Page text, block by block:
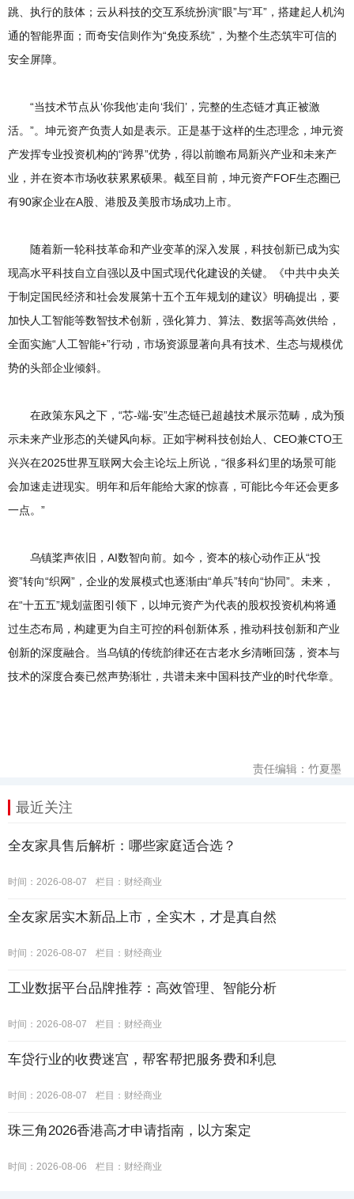
跳、执行的肢体；云从科技的交互系统扮演“眼”与“耳”，搭建起人机沟
通的智能界面；而奇安信则作为“免疫系统”，为整个生态筑牢可信的
安全屏障。
“当技术节点从‘你我他’走向‘我们’，完整的生态链才真正被激
活。”。坤元资产负责人如是表示。正是基于这样的生态理念，坤元资
产发挥专业投资机构的“跨界”优势，得以前瞻布局新兴产业和未来产
业，并在资本市场收获累累硕果。截至目前，坤元资产FOF生态圈已
有90家企业在A股、港股及美股市场成功上市。
随着新一轮科技革命和产业变革的深入发展，科技创新已成为实
现高水平科技自立自强以及中国式现代化建设的关键。《中共中央关
于制定国民经济和社会发展第十五个五年规划的建议》明确提出，要
加快人工智能等数智技术创新，强化算力、算法、数据等高效供给，
全面实施“人工智能+”行动，市场资源显著向具有技术、生态与规模优
势的头部企业倾斜。
在政策东风之下，“芯-端-安”生态链已超越技术展示范畴，成为预
示未来产业形态的关键风向标。正如宇树科技创始人、CEO兼CTO王
兴兴在2025世界互联网大会主论坛上所说，“很多科幻里的场景可能
会加速走进现实。明年和后年能给大家的惊喜，可能比今年还会更多
一点。”
乌镇桨声依旧，AI数智向前。如今，资本的核心动作正从“投
资”转向“织网”，企业的发展模式也逐渐由“单兵”转向“协同”。未来，
在“十五五”规划蓝图引领下，以坤元资产为代表的股权投资机构将通
过生态布局，构建更为自主可控的科创新体系，推动科技创新和产业
创新的深度融合。当乌镇的传统韵律还在古老水乡清晰回荡，资本与
技术的深度合奏已然声势渐壮，共谱未来中国科技产业的时代华章。
责任编辑：竹夏墨
最近关注
全友家具售后解析：哪些家庭适合选？
时间：2026-08-07 栏目： 财经商业
全友家居实木新品上市，全实木，才是真自然
时间：2026-08-07 栏目： 财经商业
工业数据平台品牌推荐：高效管理、智能分析
时间：2026-08-07 栏目： 财经商业
车贷行业的收费迷宫，帮客帮把服务费和利息
时间：2026-08-07 栏目： 财经商业
珠三角2026香港高才申请指南，以方案定
时间：2026-08-06 栏目： 财经商业